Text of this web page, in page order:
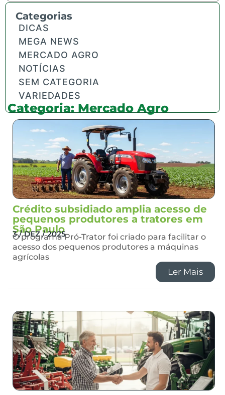
Categorias
DICAS
MEGA NEWS
MERCADO AGRO
NOTÍCIAS
SEM CATEGORIA
VARIEDADES
Categoria: Mercado Agro
Crédito subsidiado amplia acesso de
pequenos produtores a tratores em
São Paulo
3 / DEZ / 2025
O programa Pró-Trator foi criado para facilitar o
acesso dos pequenos produtores a máquinas
agrícolas
Ler Mais